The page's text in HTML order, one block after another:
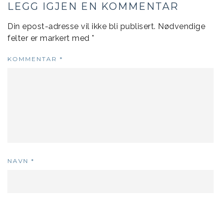
LEGG IGJEN EN KOMMENTAR
Din epost-adresse vil ikke bli publisert. Nødvendige
felter er markert med *
KOMMENTAR *
NAVN *